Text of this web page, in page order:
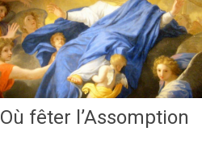
Où fêter l’Assomption